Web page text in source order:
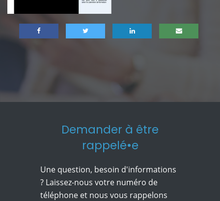
Demander à être
rappelé•e
Une question, besoin d'informations
? Laissez-nous votre numéro de
téléphone et nous vous rappelons